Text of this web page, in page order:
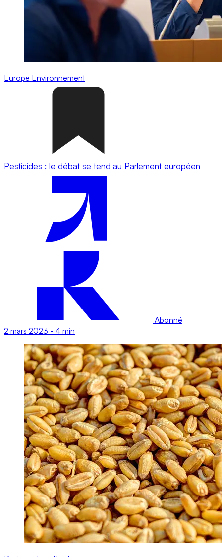
Europe Environnement
Pesticides : le débat se tend au Parlement européen
Abonné
2 mars 2023 - 4 min